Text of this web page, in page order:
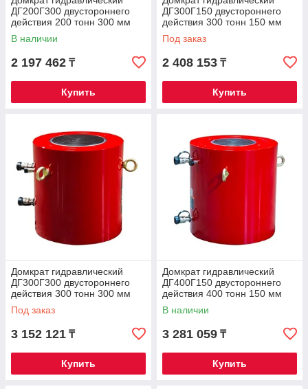
ДГ200Г300 двустороннего
действия 200 тонн 300 мм
В наличии
2 197 462 ₸
Купить
ДГ300Г150 двустороннего
действия 300 тонн 150 мм
Под заказ
2 408 153 ₸
Купить
Домкрат гидравлический
ДГ300Г300 двустороннего
действия 300 тонн 300 мм
Под заказ
3 152 121 ₸
Купить
Домкрат гидравлический
ДГ400Г150 двустороннего
действия 400 тонн 150 мм
В наличии
3 281 059 ₸
Купить